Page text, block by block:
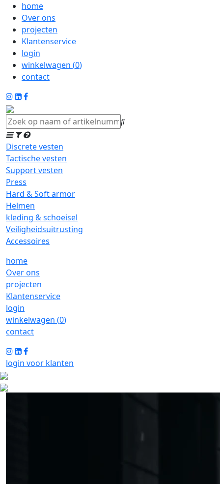
home
Over ons
projecten
Klantenservice
login
winkelwagen (0)
contact
Discrete vesten
Tactische vesten
Support vesten
Press
Hard & Soft armor
Helmen
kleding & schoeisel
Veiligheidsuitrusting
Accessoires
home
Over ons
projecten
Klantenservice
login
winkelwagen (0)
contact
login voor klanten